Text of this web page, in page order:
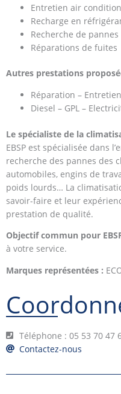
Entretien air
Recharge en
Recherche de pannes
Réparations de fuites
Autres prestations
Réparation – Entretien
Diesel – GPL –
Le spécialiste de la
EBSP est spécialisée dans
recherche des pannes des
automobiles, engins de
poids lourds… La
savoir-faire et leur
prestation de qualité.
Objectif commun pour
à votre service.
Marques représentées :
Téléphone : 05 53 70 47
Contactez-nous